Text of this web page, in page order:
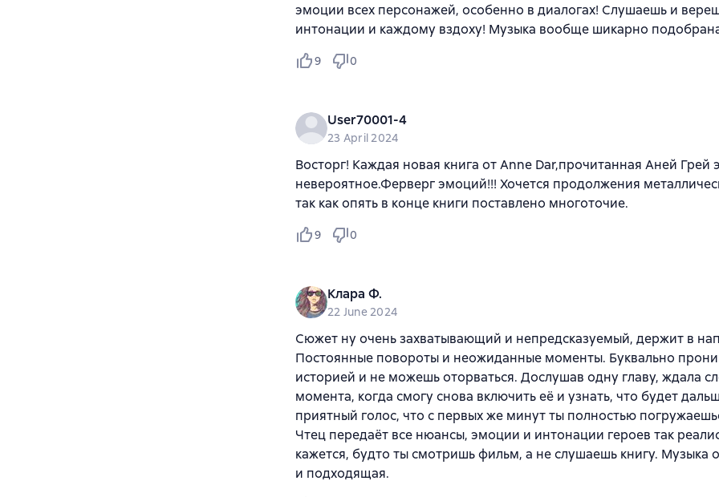
эмоции всех персонажей, особенно в диалогах! Слушаешь и
интонации и каждому вздоху! Музыка вообще шикарно
9 0
User70001-4
23 April 2024
Восторг! Каждая новая книга от Anne Dar,прочитанная Аней Грей
невероятное.Ферверг эмоций!!! Хочется продолжения
так как опять в конце книги поставлено многоточие.
9 0
Клара Ф.
22 June 2024
Сюжет ну очень захватывающий и непредсказуемый, держит в
Постоянные повороты и неожиданные моменты. Буквально
историей и не можешь оторваться. Дослушав одну главу, ждала
момента, когда смогу снова включить её и узнать, что будет
приятный голос, что с первых же минут ты полностью
Чтец передаёт все нюансы, эмоции и интонации героев так
кажется, будто ты смотришь фильм, а не слушаешь книгу. Музыка
и подходящая.